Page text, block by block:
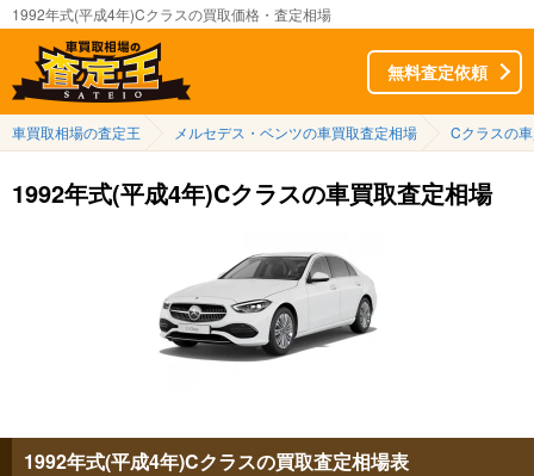
1992年式(平成4年)Cクラスの買取価格・査定相場
無料査定依頼
車買取相場の査定王 メルセデス・ベンツの車買取査定相場 Cクラスの
1992年式(平成4年)Cクラスの車買取査定相場
1992年式(平成4年)Cクラスの買取査定相場表